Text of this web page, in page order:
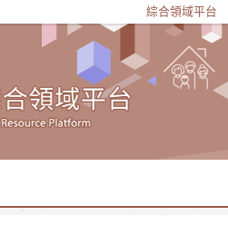
綜合領域平台